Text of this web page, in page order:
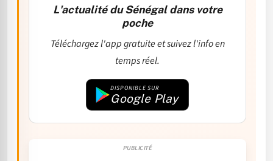
L'actualité du Sénégal dans votre
poche
Téléchargez l'app gratuite et suivez l'info en
temps réel.
DISPONIBLE SUR
Google Play